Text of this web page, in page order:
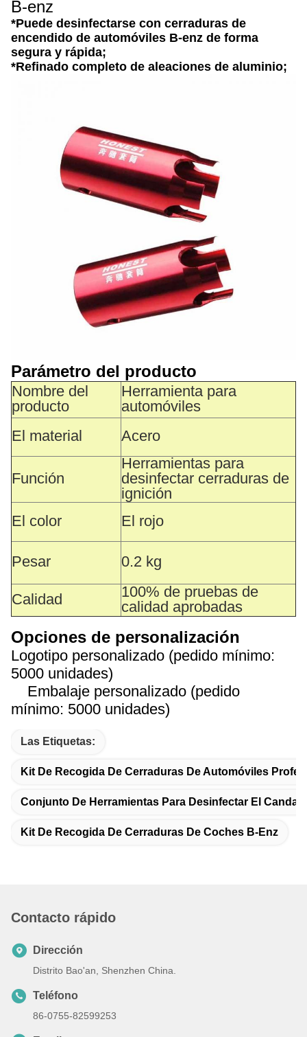
B-enz
*Puede desinfectarse con cerraduras de
encendido de automóviles B-enz de forma
segura y rápida;
*Refinado completo de aleaciones de aluminio;
Parámetro del producto
Nombre del
producto
Herramienta para
automóviles
El material
Acero
Función
Herramientas para
desinfectar cerraduras de
ignición
El color
El rojo
Pesar 0.2 kg
Calidad
100% de pruebas de
calidad aprobadas
Opciones de personalización
Logotipo personalizado (pedido mínimo:
5000 unidades)
Embalaje personalizado (pedido
mínimo: 5000 unidades)
Las Etiquetas:
Kit De Recogida De Cerraduras De Automóviles
Conjunto De Herramientas Para Desinfectar El
Kit De Recogida De Cerraduras De Coches B-Enz
Contacto rápido
Dirección
Distrito Bao'an, Shenzhen China.
Teléfono
86-0755-82599253